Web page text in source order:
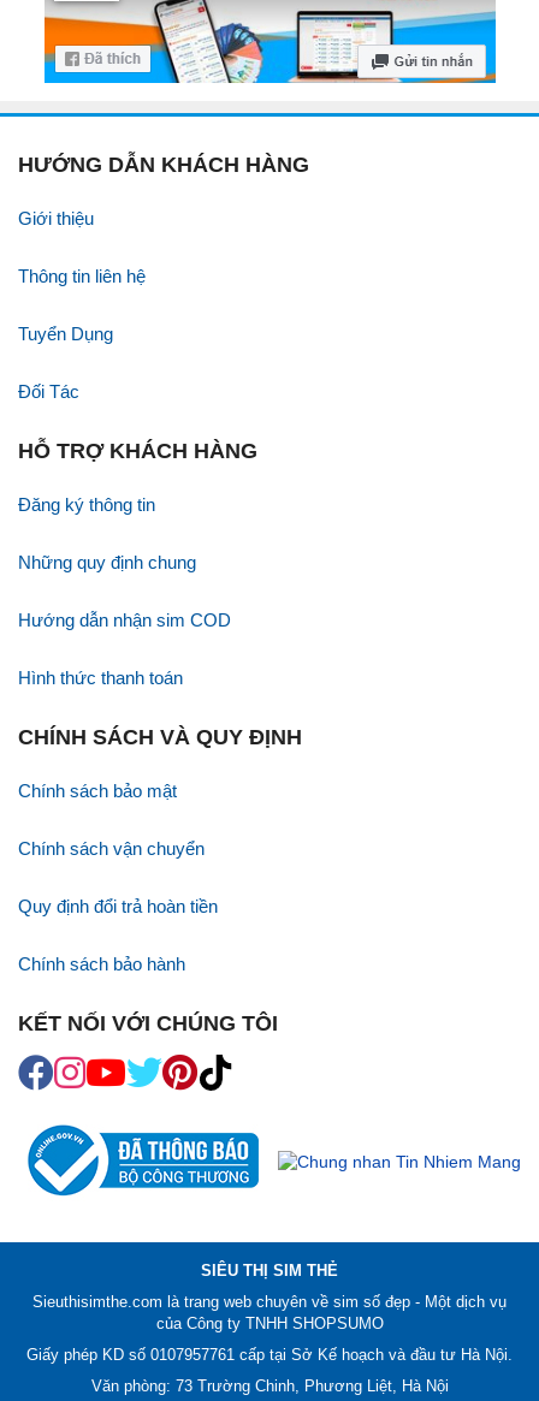
HƯỚNG DẪN KHÁCH HÀNG
Giới thiệu
Thông tin liên hệ
Tuyển Dụng
Đối Tác
HỖ TRỢ KHÁCH HÀNG
Đăng ký thông tin
Những quy định chung
Hướng dẫn nhận sim COD
Hình thức thanh toán
CHÍNH SÁCH VÀ QUY ĐỊNH
Chính sách bảo mật
Chính sách vận chuyển
Quy định đổi trả hoàn tiền
Chính sách bảo hành
KẾT NỐI VỚI CHÚNG TÔI
SIÊU THỊ SIM THẺ
Sieuthisimthe.com là trang web chuyên về sim số đẹp - Một dịch vụ
của Công ty TNHH SHOPSUMO
Giấy phép KD số 0107957761 cấp tại Sở Kế hoạch và đầu tư Hà Nội.
Văn phòng: 73 Trường Chinh, Phương Liệt, Hà Nội